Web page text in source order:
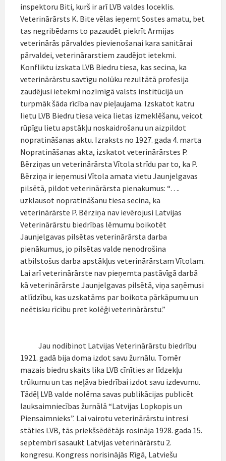
inspektoru Biti, kurš ir arī LVB valdes loceklis.
Veterinārārsts K. Bite vēlas ieņemt Sostes amatu, bet
tas negribēdams to pazaudēt piekrīt Armijas
veterinārās pārvaldes pievienošanai kara sanitārai
pārvaldei, veterinārarstiem zaudējot ietekmi.
Konfliktu izskata LVB Biedru tiesa, kas secina, ka
veterinārārstu savtīgu nolūku rezultātā profesija
zaudējusi ietekmi nozīmīgā valsts institūcijā un
turpmāk šāda rīcība nav pieļaujama. Izskatot katru
lietu LVB Biedru tiesa veica lietas izmeklēšanu, veicot
rūpīgu lietu apstākļu noskaidrošanu un aizpildot
nopratināšanas aktu. Izraksts no 1927. gada 4. marta
Nopratināšanas akta, izskatot veterinārārstes P.
Bērziņas un veterinārārsta Vītola strīdu par to, ka P.
Bērziņa ir ieņemusi Vītola amata vietu Jaunjelgavas
pilsētā, pildot veterinārārsta pienakumus: “….
uzklausot nopratināšanu tiesa secina, ka
veterinārārste P. Bērziņa nav ievērojusi Latvijas
Veterinārārstu biedrības lēmumu boikotēt
Jaunjelgavas pilsētas veterinārārsta darba
pienākumus, jo pilsētas valde nenodrošina
atbilstošus darba apstākļus veterinārārstam Vītolam.
Lai arī veterinārārste nav pieņemta pastāvīgā darbā
kā veterinārārste Jaunjelgavas pilsētā, viņa saņēmusi
atlīdzību, kas uzskatāms par boikota pārkāpumu un
neētisku rīcību pret kolēģi veterinārārstu.”
Jau nodibinot Latvijas Veterinārārstu biedrību
1921. gadā bija doma izdot savu žurnālu. Tomēr
mazais biedru skaits lika LVB cīnīties ar līdzekļu
trūkumu un tas neļāva biedrībai izdot savu izdevumu.
Tādēļ LVB valde nolēma savas publikācijas publicēt
lauksaimniecības žurnālā “Latvijas Lopkopis un
Piensaimnieks”. Lai vairotu veterinārārstu intresi
stāties LVB, tās priekšsēdētājs rosināja 1928. gada 15.
septembrī sasaukt Latvijas veterinārārstu 2.
kongresu. Kongress norisinājās Rīgā, Latviešu